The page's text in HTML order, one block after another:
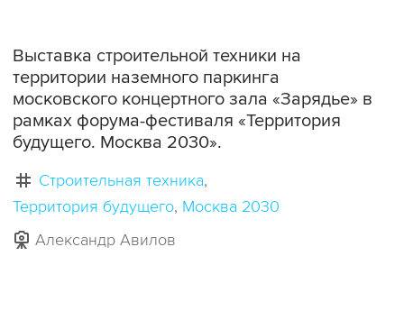
Выставка строительной техники на
территории наземного паркинга
московского концертного зала «Зарядье» в
рамках форума-фестиваля «Территория
будущего. Москва 2030».
Строительная техника
Территория будущего Москва 2030
Александр Авилов